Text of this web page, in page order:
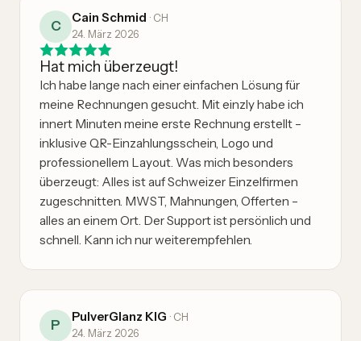
C
Cain Schmid · CH
24. März 2026
Hat mich überzeugt!
Ich habe lange nach einer einfachen Lösung für
meine Rechnungen gesucht. Mit einzly habe ich
innert Minuten meine erste Rechnung erstellt –
inklusive QR-Einzahlungsschein, Logo und
professionellem Layout. Was mich besonders
überzeugt: Alles ist auf Schweizer Einzelfirmen
zugeschnitten. MWST, Mahnungen, Offerten –
alles an einem Ort. Der Support ist persönlich und
schnell. Kann ich nur weiterempfehlen.
P
PulverGlanz KlG · CH
24. März 2026